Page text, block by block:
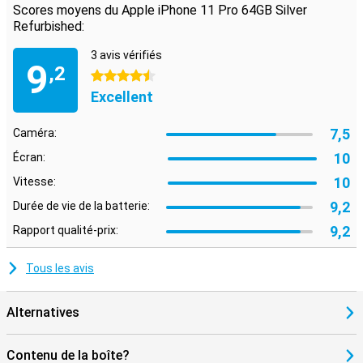
64 Go ou 256 Go de capacité de stockage
stockage de 64 Go ou 256 Go. Il n'est pas possible d'étendre
l'espace de stockage avec une carte mémoire, alors réfléchissez
bien à l'espace dont vous avez besoin. Cependant, il est possible
d'utiliser des services cloud pour vos photos, par exemple.
Scores moyens du Apple iPhone 11 Pro 64GB Silver
Refurbished:
9,2
3 avis vérifiés
4.5 étoiles
Excellent
Caméra: 7,5
Écran: 10
Vitesse: 10
Durée de vie de la batterie: 9,2
Rapport qualité-prix: 9,2
Tous les avis
Alternatives
Contenu de la boîte?